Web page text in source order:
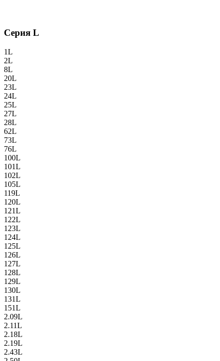
Серия L
1L
2L
8L
20L
23L
24L
25L
27L
28L
62L
73L
76L
100L
101L
102L
105L
119L
120L
121L
122L
123L
124L
125L
126L
127L
128L
129L
130L
131L
151L
2.09L
2.11L
2.18L
2.19L
2.43L